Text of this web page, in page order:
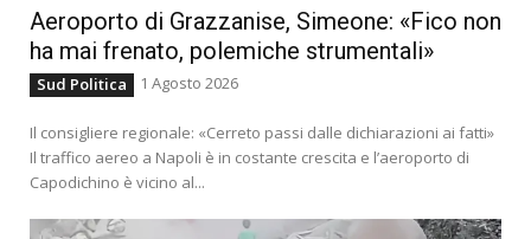
Aeroporto di Grazzanise, Simeone: «Fico non
ha mai frenato, polemiche strumentali»
Sud Politica 1 Agosto 2026
Il consigliere regionale: «Cerreto passi dalle dichiarazioni ai fatti»
Il traffico aereo a Napoli è in costante crescita e l’aeroporto di
Capodichino è vicino al...